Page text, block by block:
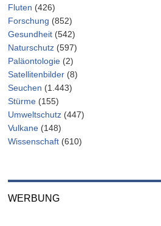
Fluten (426)
Forschung (852)
Gesundheit (542)
Naturschutz (597)
Paläontologie (2)
Satellitenbilder (8)
Seuchen (1.443)
Stürme (155)
Umweltschutz (447)
Vulkane (148)
Wissenschaft (610)
WERBUNG